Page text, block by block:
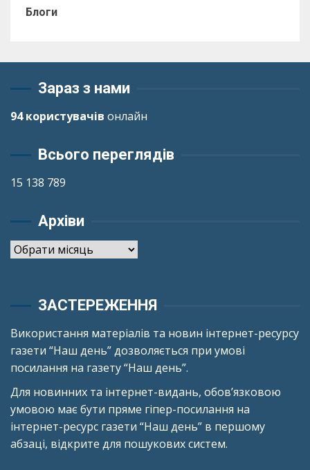
Блоги
Зараз з нами
94 користувачів онлайн
Всього переглядів
15 138 789
Архіви
Архіви
ЗАСТЕРЕЖЕННЯ
Використання матеріалів та новин інтернет-ресурсу
газети “Наш день” дозволяється при умові
посилання на газету “Наш день”.
Для новинних та інтернет-видань, обов’язковою
умовою має бути пряме гіпер-посилання на
інтернет-ресурс газети “Наш день” в першому
абзаці, відкрите для пошукових систем.